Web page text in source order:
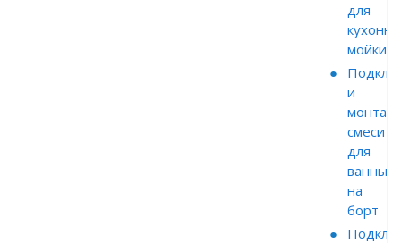
для
мойки
и
монтаж
для
ванны
на
борт